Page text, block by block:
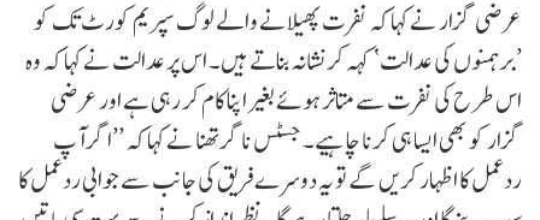
عرضی گزار نے کہا کہ نفرت پھیلانے والے لوگ سپریم کورٹ تک کو
’برہمنوں کی عدالت‘ کہہ کر نشانہ بناتے ہیں۔ اس پر عدالت نے کہا کہ وہ
اس طرح کی نفرت سے متاثر ہوئے بغیر اپنا کام کر رہی ہے اور عرضی
گزار کو بھی ایسا ہی کرنا چاہیے۔ جسٹس ناگرتھنا نے کہا کہ ’’اگر آپ
ردعمل کا اظہار کریں گے تو یہ دوسرے فریق کی جانب سے جوابی ردعمل کا